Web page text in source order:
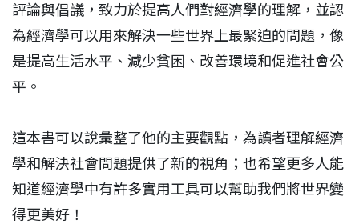
評論與倡議，致力於提高人們對經濟學的理解，並認
為經濟學可以用來解決一些世界上最緊迫的問題，像
是提高生活水平、減少貧困、改善環境和促進社會公
平。
這本書可以說彙整了他的主要觀點，為讀者理解經濟
學和解決社會問題提供了新的視角；也希望更多人能
知道經濟學中有許多實用工具可以幫助我們將世界變
得更美好！